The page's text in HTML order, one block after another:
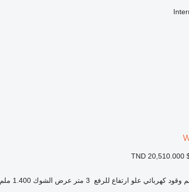
TND 20,510.000
وقود كهربائي علو ارتفاع للرفع 3 متر عرض الشوك 1.400 ملم